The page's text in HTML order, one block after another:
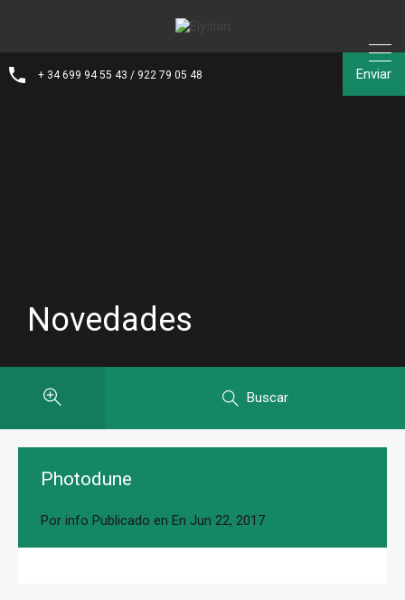
+ 34 699 94 55 43 / 922 79 05 48 Enviar
Novedades
Buscar
Photodune
Por info Publicado en En Jun 22, 2017